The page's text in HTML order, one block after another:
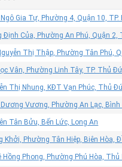
Gia Tự, Phường 4, Quận 10, TP.
Định Của, Phường An Phú, Quận 2,
Thị Thập, Phường Tân Phú,
Vân, Phường Linh Tây, TP. Thủ
Thị Nhung, KĐT Vạn Phúc, Thủ
Vương, Phường An Lạc, Bình
Tân Bửu, Bến Lức, Long An
Khởi, Phường Tân Hiệp, Biên Hòa,
Hồng Phong, Phường Phú Hòa,